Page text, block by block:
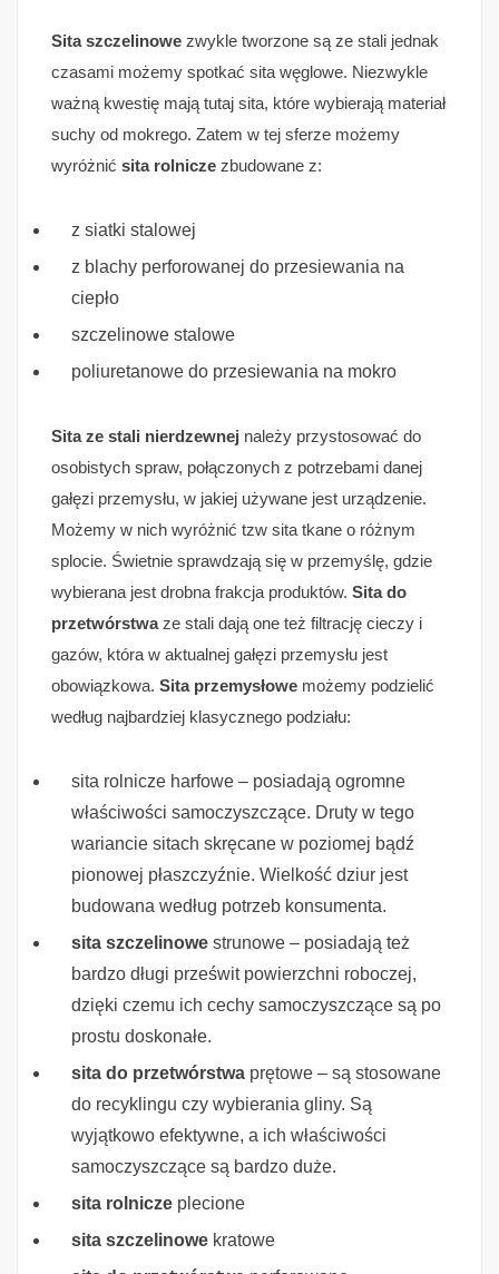
Sita szczelinowe zwykle tworzone są ze stali jednak
czasami możemy spotkać sita węglowe. Niezwykle
ważną kwestię mają tutaj sita, które wybierają materiał
suchy od mokrego. Zatem w tej sferze możemy
wyróżnić sita rolnicze zbudowane z:
z siatki stalowej
z blachy perforowanej do przesiewania na
ciepło
szczelinowe stalowe
poliuretanowe do przesiewania na mokro
Sita ze stali nierdzewnej należy przystosować do
osobistych spraw, połączonych z potrzebami danej
gałęzi przemysłu, w jakiej używane jest urządzenie.
Możemy w nich wyróżnić tzw sita tkane o różnym
splocie. Świetnie sprawdzają się w przemyślę, gdzie
wybierana jest drobna frakcja produktów. Sita do
przetwórstwaze stali dają one też filtrację cieczy i
gazów, która w aktualnej gałęzi przemysłu jest
obowiązkowa. Sita przemysłowe możemy podzielić
według najbardziej klasycznego podziału:
sita rolnicze harfowe – posiadają ogromne
właściwości samoczyszczące. Druty w tego
wariancie sitach skręcane w poziomej bądź
pionowej płaszczyźnie. Wielkość dziur jest
budowana według potrzeb konsumenta.
sita szczelinowe strunowe – posiadają też
bardzo długi prześwit powierzchni roboczej,
dzięki czemu ich cechy samoczyszczące są po
prostu doskonałe.
sita do przetwórstwa prętowe – są stosowane
do recyklingu czy wybierania gliny. Są
wyjątkowo efektywne, a ich właściwości
samoczyszczące są bardzo duże.
sita rolnicze plecione
sita szczelinowe kratowe